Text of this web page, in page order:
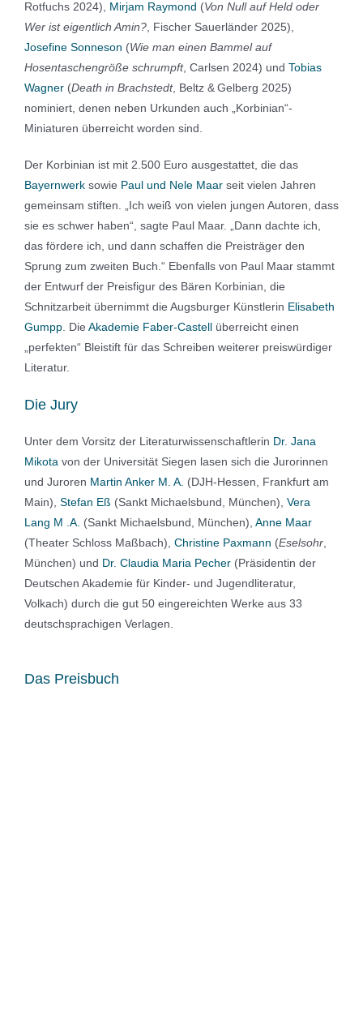
Rotfuchs 2024), Mirjam Raymond (Von Null auf Held oder
Wer ist eigentlich Amin? , Fischer Sauer­länder 2025),
Josefine Sonneson (Wie man einen Bammel auf
Hosentaschengröße schrumpft, Carlsen 2024) und Tobias
Wagner (Death in Brachstedt, Beltz & Gelberg 2025)
nominiert, denen neben Urkunden auch „Korbinian“-
Miniaturen überreicht worden sind.
Der Korbinian ist mit 2.500 Euro ausgestattet, die das
Bayernwerk sowie Paul und Nele Maar seit vielen Jahren
gemeinsam stiften. „Ich weiß von vielen jungen Autoren, dass
sie es schwer haben“, sagte Paul Maar. „Dann dachte ich,
das fördere ich, und dann schaffen die Preisträger den
Sprung zum zweiten Buch.“ Ebenfalls von Paul Maar stammt
der Entwurf der Preisfigur des Bären Korbinian, die
Schnitzarbeit übernimmt die Augsburger Künstlerin Elisabeth
Gumpp . Die Akademie Faber-Castell überreicht einen
„perfekten“ Bleistift für das Schreiben weiterer preiswürdiger
Literatur.
Die Jury
Unter dem Vorsitz der Literaturwissenschaftlerin Dr. Jana
Mikota von der Universität Siegen lasen sich die Jurorinnen
und Juroren Martin Anker M. A. (DJH-Hessen, Frankfurt am
Main), Stefan Eß (Sankt Michaelsbund, München), Vera
Lang M .A. (Sankt Michaelsbund, München), Anne Maar
(Theater Schloss Maßbach), Christine Paxmann (Eselsohr,
München) und Dr. Claudia Maria Pecher (Präsidentin der
Deutschen Akademie für Kinder- und Jugendliteratur,
Volkach) durch die gut 50 eingereichten Werke aus 33
deutschsprachigen Verlagen.
Das Preisbuch